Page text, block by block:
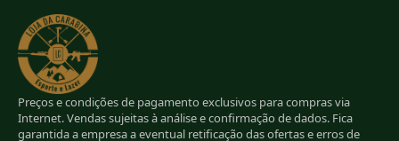
Preços e condições de pagamento exclusivos para compras via
Internet. Vendas sujeitas à análise e confirmação de dados. Fica
garantida a empresa a eventual retificação das ofertas e erros de